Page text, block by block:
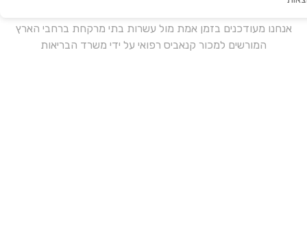
אנחנו מעודכנים בזמן אמת מול עשרות בתי מרקחת ברחבי הארץ
המורשים למכור קנאביס רפואי על ידי משרד הבריאות